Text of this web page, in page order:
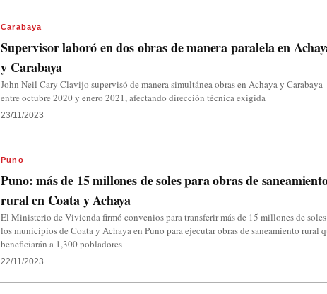
Carabaya
Supervisor laboró en dos obras de manera paralela en
y Carabaya
John Neil Cary Clavijo supervisó de manera simultánea obras en Achaya y Carabaya
entre octubre 2020 y enero 2021, afectando dirección técnica exigida
23/11/2023
Puno
Puno: más de 15 millones de soles para obras de
rural en Coata y Achaya
El Ministerio de Vivienda firmó convenios para transferir más de 15 millones de
los municipios de Coata y Achaya en Puno para ejecutar obras de saneamiento rural
beneficiarán a 1,300 pobladores
22/11/2023